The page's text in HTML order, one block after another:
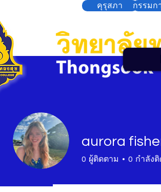
คุรุสภา กรรมก
aurora
0 ผู้ติดตาม 0 กำลัง